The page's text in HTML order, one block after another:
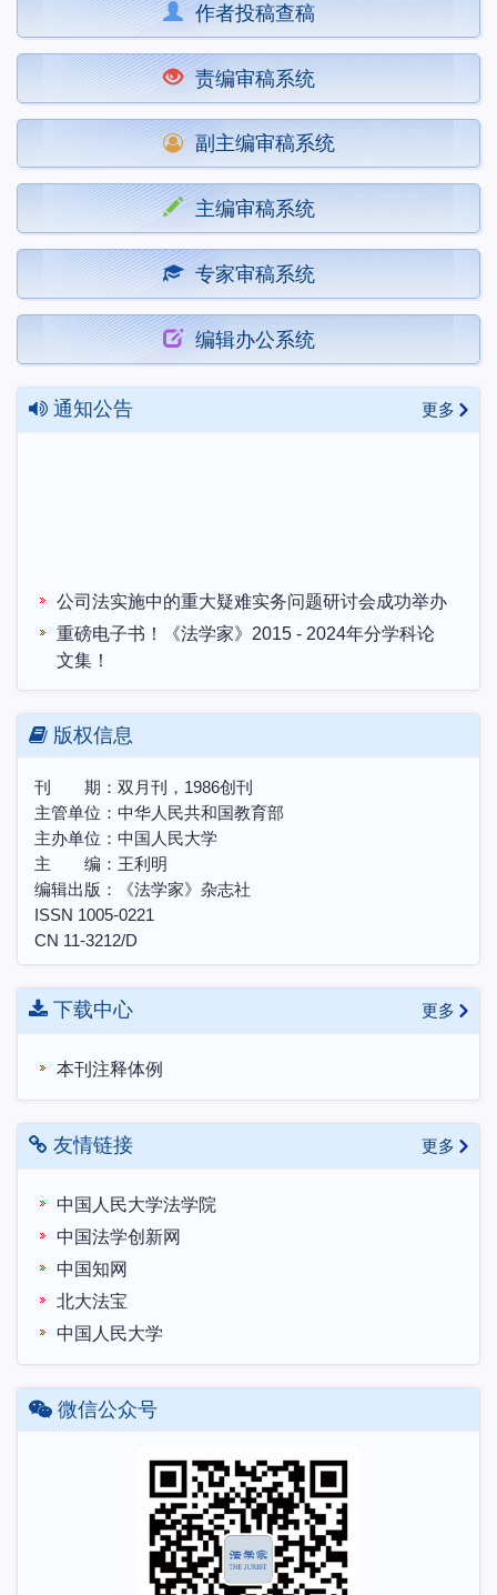
作者投稿查稿
责编审稿系统
副主编审稿系统
主编审稿系统
专家审稿系统
编辑办公系统
通知公告 更多
公司法实施中的重大疑难实务问题研讨会成功举办
重磅电子书！《法学家》2015 - 2024年分学科论
文集！
“构建中国特色法学知识体系、话语体系和法治体
系” 2024年度学术研讨会成功召开
本刊与“哲学社会科学预印本平台”合作共建说明
“构建中国特色法学知识体系、话语体系和法治体
系”2024年度学术研讨会 征文启事
中国土地法制与乡村振兴战略会议联盟第十届学术
研讨会暨博士生学术论坛会议预通知
农村集体所有制的法律实现机制研讨会邀请函
版权信息
刊 期：双月刊，1986创刊
主管单位：中华人民共和国教育部
主办单位：中国人民大学
主 编：王利明
编辑出版：《法学家》杂志社
ISSN 1005-0221
CN 11-3212/D
下载中心 更多
本刊注释体例
友情链接 更多
中国人民大学法学院
中国法学创新网
中国知网
北大法宝
中国人民大学
微信公众号